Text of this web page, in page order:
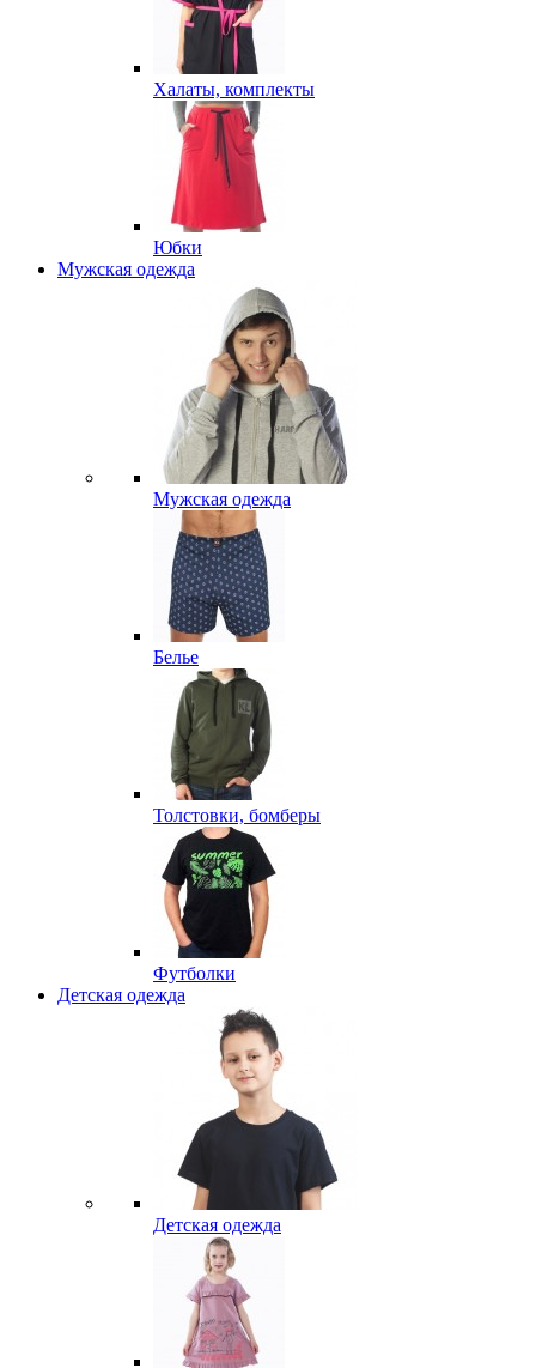
Халаты, комплекты
Юбки
Мужская одежда
Мужская одежда
Белье
Толстовки, бомберы
Футболки
Детская одежда
Детская одежда